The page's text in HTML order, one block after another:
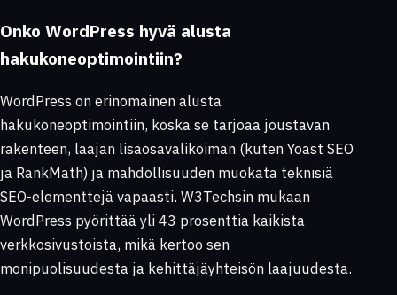
Onko WordPress hyvä alusta
hakukoneoptimointiin?
WordPress on erinomainen alusta
hakukoneoptimointiin, koska se tarjoaa joustavan
rakenteen, laajan lisäosavalikoiman (kuten Yoast SEO
ja RankMath) ja mahdollisuuden muokata teknisiä
SEO-elementtejä vapaasti. W3Techsin mukaan
WordPress pyörittää yli 43 prosenttia kaikista
verkkosivustoista, mikä kertoo sen
monipuolisuudesta ja kehittäjäyhteisön laajuudesta.